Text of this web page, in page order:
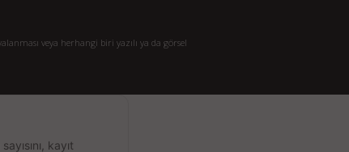
veya herhangi biri yazılı ya da görsel
kayıt